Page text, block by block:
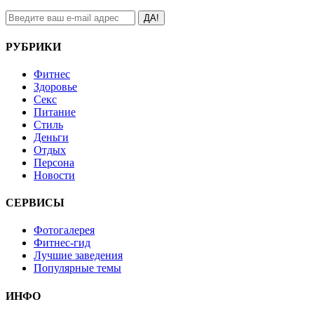
ДА!
РУБРИКИ
Фитнес
Здоровье
Секс
Питание
Стиль
Деньги
Отдых
Персона
Новости
СЕРВИСЫ
Фотогалерея
Фитнес-гид
Лучшие заведения
Популярные темы
ИНФО